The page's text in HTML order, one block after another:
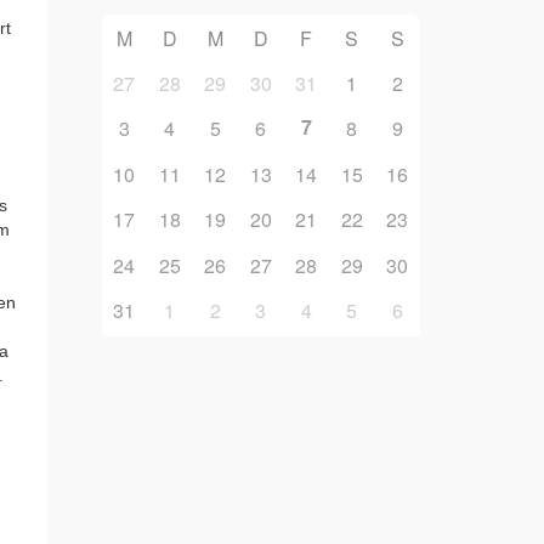
M D M D F S
S
27
28 29 30 31 1
2
3
4 5 6 7 8
9
10
11 12 13 14 15
16
17
18 19 20 21 22
23
24
25 26 27 28 29
30
31
1 2 3 4 5 6